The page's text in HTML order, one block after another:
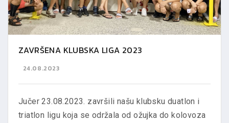
ZAVRŠENA KLUBSKA LIGA 2023
24.08.2023
Jučer 23.08.2023. završili našu klubsku duatlon i
triatlon ligu koja se održala od ožujka do kolovoza